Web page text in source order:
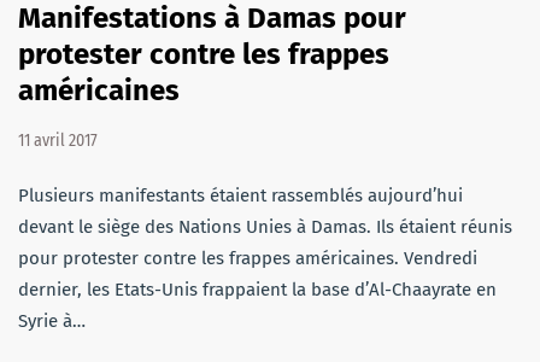
Manifestations à Damas pour
protester contre les frappes
américaines
11 avril 2017
Plusieurs manifestants étaient rassemblés aujourd’hui
devant le siège des Nations Unies à Damas. Ils étaient réunis
pour protester contre les frappes américaines. Vendredi
dernier, les Etats-Unis frappaient la base d’Al-Chaayrate en
Syrie à…